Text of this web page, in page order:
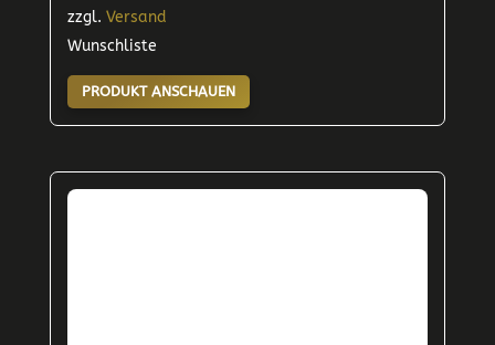
zzgl. Versand
Wunschliste
PRODUKT ANSCHAUEN